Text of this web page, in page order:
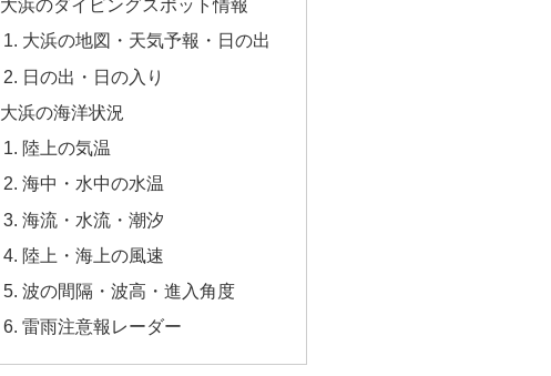
大浜のダイビングスポット情報
大浜の地図・天気予報・日の出
日の出・日の入り
大浜の海洋状況
陸上の気温
海中・水中の水温
海流・水流・潮汐
陸上・海上の風速
波の間隔・波高・進入角度
雷雨注意報レーダー